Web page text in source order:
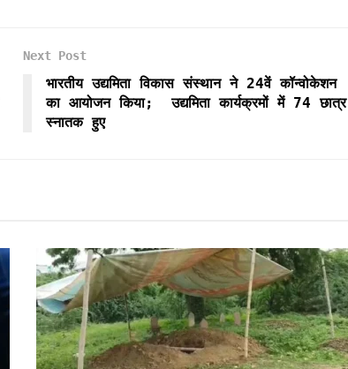
Next Post
भारतीय उद्यमिता विकास संस्थान ने 24वें कॉन्वोकेशन
का आयोजन किया; उद्यमिता कार्यक्रमों में 74 छात्र
स्नातक हुए